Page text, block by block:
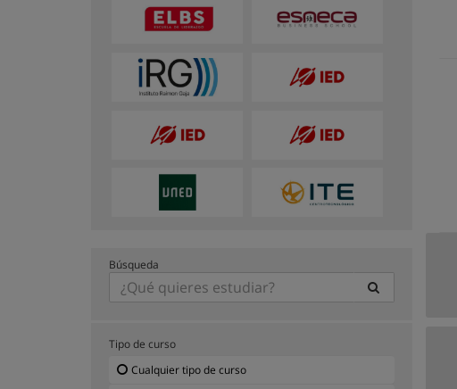
Búsqueda
Tipo de curso
Cualquier tipo de curso